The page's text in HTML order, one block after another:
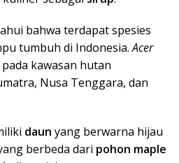
bahwa terdapat spesies
tumbuh di Indonesia.Acer
kawasan hutan
Nusa Tenggara, dan
daun yang berwarna hijau
berbeda dari pohon maple